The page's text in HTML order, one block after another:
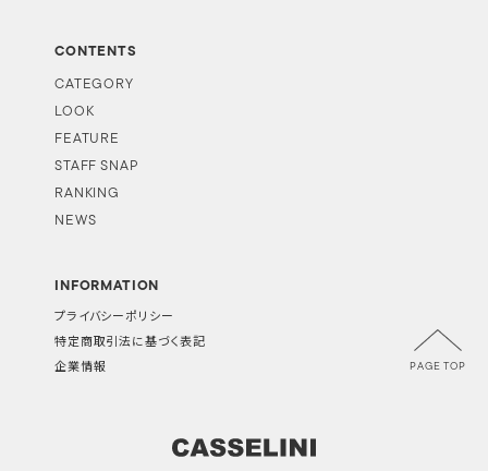
CONTENTS
CATEGORY
LOOK
FEATURE
STAFF SNAP
RANKING
NEWS
INFORMATION
プライバシーポリシー
特定商取引法に基づく表記
企業情報 PAGE TOP